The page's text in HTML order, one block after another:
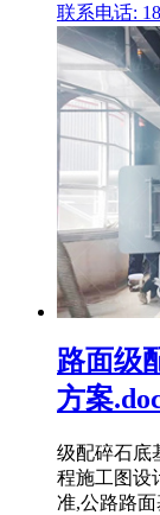
联系电话:
路面级
方案
级配碎石底
程施工图设
准,公路路